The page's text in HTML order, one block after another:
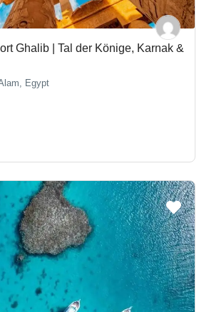
Ghalib | Tal der Könige, Karnak &
Egypt